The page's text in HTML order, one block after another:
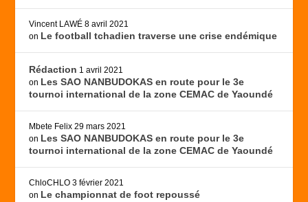
Vincent LAWÉ 8 avril 2021
on Le football tchadien traverse une crise endémique
Rédaction 1 avril 2021
on Les SAO NANBUDOKAS en route pour le 3e
tournoi international de la zone CEMAC de Yaoundé
Mbete Felix 29 mars 2021
on Les SAO NANBUDOKAS en route pour le 3e
tournoi international de la zone CEMAC de Yaoundé
ChloCHLO 3 février 2021
on Le championnat de foot repoussé